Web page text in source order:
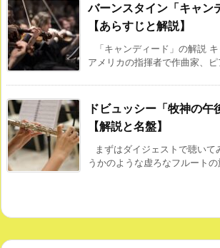
バーンスタイン「キャン
【あらすじと解説】
「キャンディード」の解説
アメリカの指揮者で作曲家、
ドビュッシー「牧神の午
【解説と名盤】
まずはダイジェストで聴い
うかのような虚ろなフルート